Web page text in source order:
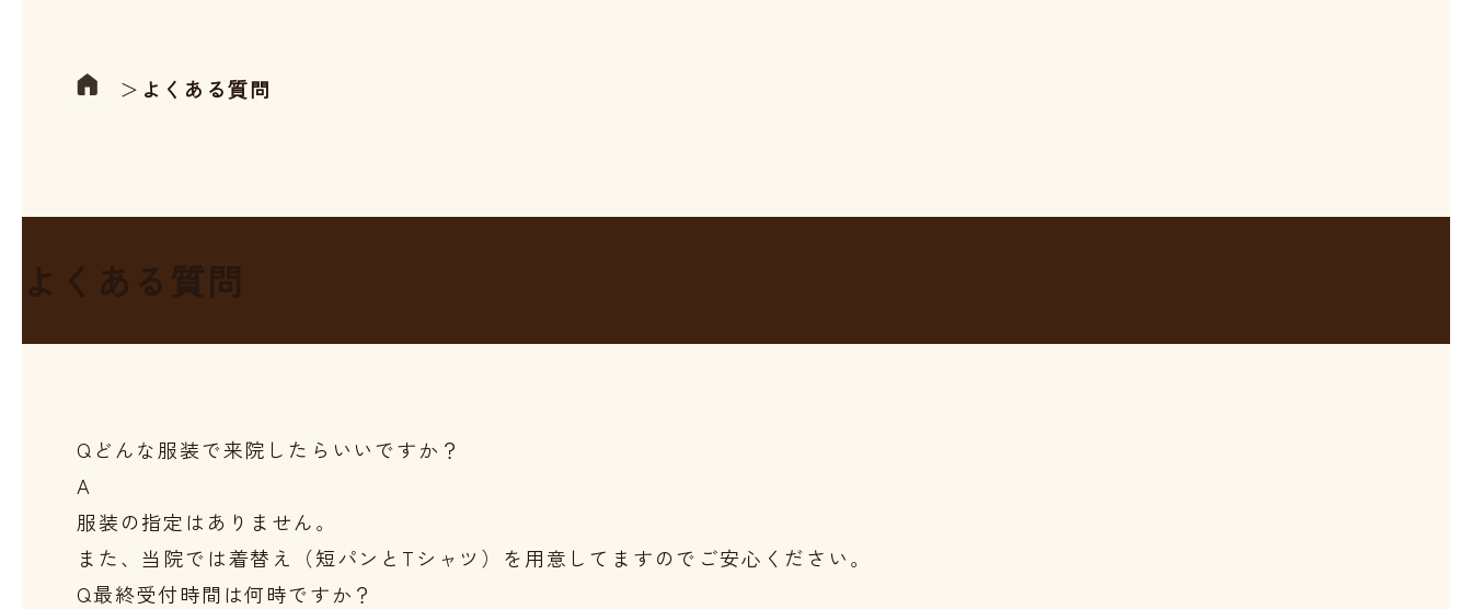
＞ よくある質問
よくある質問
Qどんな服装で来院したらいいですか？
A
服装の指定はありません。
また、当院では着替え（短パンとTシャツ）を用意してますのでご安心ください。
Q最終受付時間は何時ですか？